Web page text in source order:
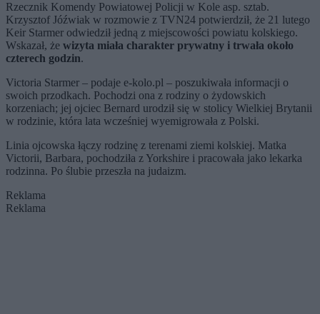
Rzecznik Komendy Powiatowej Policji w Kole asp. sztab.
Krzysztof Jóźwiak w rozmowie z TVN24 potwierdził, że 21 lutego
Keir Starmer odwiedził jedną z miejscowości powiatu kolskiego.
Wskazał, że wizyta miała charakter prywatny i trwała około
czterech godzin.
Victoria Starmer – podaje e-kolo.pl – poszukiwała informacji o
swoich przodkach. Pochodzi ona z rodziny o żydowskich
korzeniach; jej ojciec Bernard urodził się w stolicy Wielkiej Brytanii
w rodzinie, która lata wcześniej wyemigrowała z Polski.
Linia ojcowska łączy rodzinę z terenami ziemi kolskiej. Matka
Victorii, Barbara, pochodziła z Yorkshire i pracowała jako lekarka
rodzinna. Po ślubie przeszła na judaizm.
Reklama
Reklama